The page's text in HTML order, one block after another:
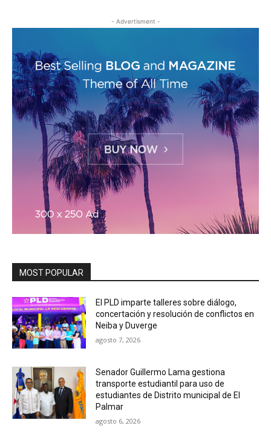
- Advertisment -
MOST POPULAR
El PLD imparte talleres sobre diálogo,
concertación y resolución de conflictos en
Neiba y Duverge
agosto 7, 2026
Senador Guillermo Lama gestiona
transporte estudiantil para uso de
estudiantes de Distrito municipal de El
Palmar
agosto 6, 2026